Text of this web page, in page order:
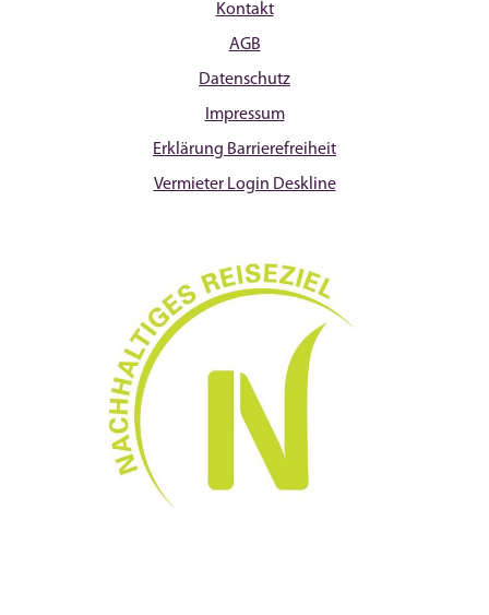
Kontakt
AGB
Datenschutz
Impressum
Erklärung Barrierefreiheit
Vermieter Login Deskline